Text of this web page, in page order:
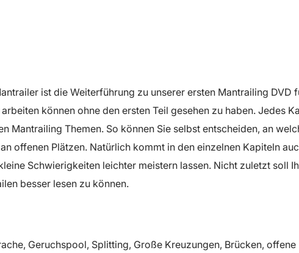
ist die Weiterführung zu unserer ersten Mantrailing DVD
können ohne den ersten Teil gesehen zu haben. Jedes
Mantrailing Themen. So können Sie selbst entscheiden, an
offenen Plätzen. Natürlich kommt in den einzelnen Kapiteln
Schwierigkeiten leichter meistern lassen. Nicht zuletzt soll
besser lesen zu können.
Geruchspool, Splitting, Große Kreuzungen, Brücken,